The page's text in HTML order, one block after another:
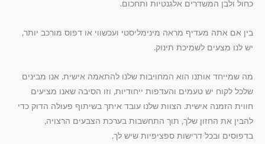
כחול ולבן המשדרים אלגנטיות ותחכום.
בין אם אתה מעדיף מראה מינימליסטי ועכשווי או דפוס מורכב יותר,
יש לנו מצעים לשמיכת תינוק.
מה שמייחד אותנו הוא המחויבות שלנו להתאמה אישית. אנו מבינים
שלכל לקוח יש טעמים והעדפות ייחודיות, וזו הסיבה שאנו מציעים
חווית הזמנה אישית. הצוות שלנו עובד איתך בשיתוף פעולה הדוק כדי
להבין את החזון שלך, תוך התחשבות בערכת הצבעים הרצויה,
בדפוסים ובכל דרישות ספציפיות שיש לך.